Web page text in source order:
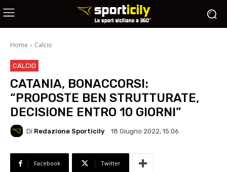
Home Calcio
CALCIO
CATANIA, BONACCORSI:
“PROPOSTE BEN STRUTTURATE,
DECISIONE ENTRO 10 GIORNI”
Di Redazione Sporticily 18 Giugno 2022, 15:06
Facebook Twitter